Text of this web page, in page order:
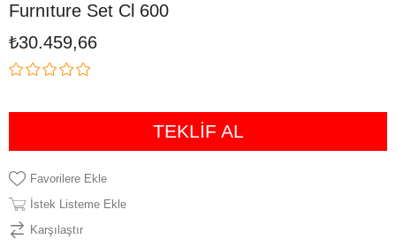
Furnıture Set Cl 600
₺30.459,66
TEKLİF AL
Favorilere Ekle
İstek Listeme Ekle
Karşılaştır